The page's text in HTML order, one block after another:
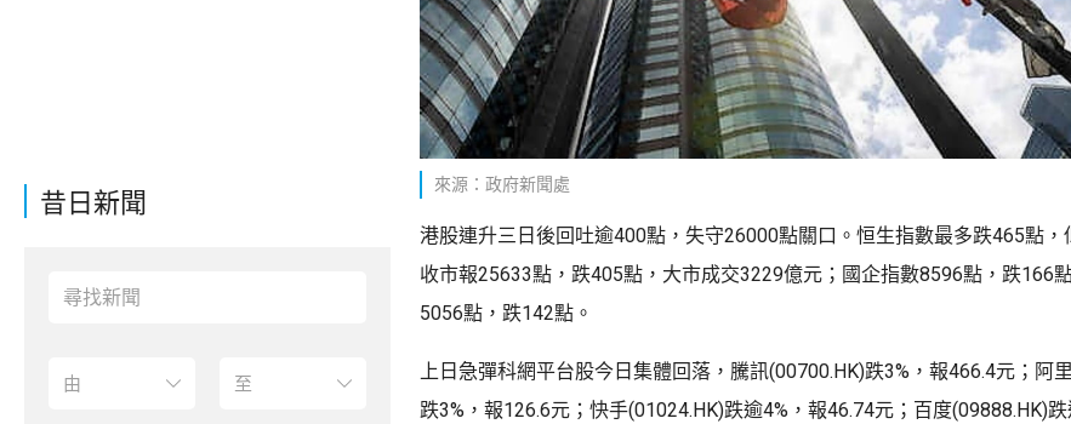
昔日新聞
來源：政府新聞處
港股連升三日後回吐逾400點，失守26000點關口。恒生指數最多跌465點，
收市報25633點，跌405點，大市成交3229億元；國企指數8596點，跌166
5056點，跌142點。
上日急彈科網平台股今日集體回落，騰訊(00700.HK)跌3%，報466.4元；阿
跌3%，報126.6元；快手(01024.HK)跌逾4%，報46.74元；百度(09888.HK)